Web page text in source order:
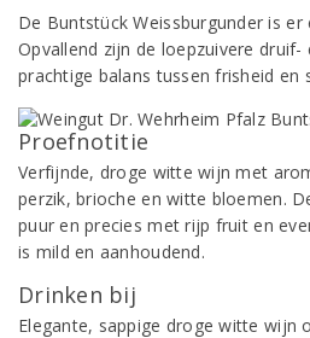
De Buntstück Weissburgunder is
Opvallend zijn de loepzuivere
prachtige balans tussen frisheid en
Proefnotitie
Verfijnde, droge witte wijn met
perzik, brioche en witte bloemen.
puur en precies met rijp fruit en
is mild en aanhoudend.
Drinken bij
Elegante, sappige droge witte wijn